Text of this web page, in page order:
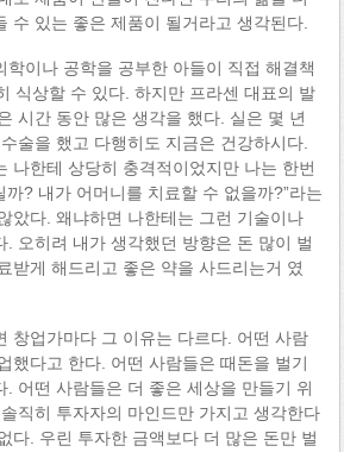
수 있는 좋은 제품이 될거라고 생각된다.
학이나 공학을 공부한 아들이 직접 해결책
식상할 수 있다. 하지만 프라센 대표의 발
시간 동안 많은 생각을 했다. 실은 몇 년
술을 했고 다행히도 지금은 건강하시다.
나한테 상당히 충격적이었지만 나는 한번
까? 내가 어머니를 치료할 수 없을까?”라는
았다. 왜냐하면 나한테는 그런 기술이나
. 오히려 내가 생각했던 방향은 돈 많이 벌
받게 해드리고 좋은 약을 사드리는거 였
창업가마다 그 이유는 다르다. 어떤 사람
했다고 한다. 어떤 사람들은 때돈을 벌기
. 어떤 사람들은 더 좋은 세상을 만들기 위
직히 투자자의 마인드만 가지고 생각한다
다. 우린 투자한 금액보다 더 많은 돈만 벌